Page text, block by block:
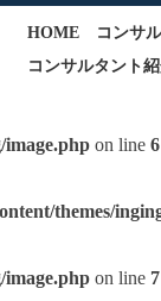
HOME
コンサ
コンサルタント
on line 6
themes/
on line 7